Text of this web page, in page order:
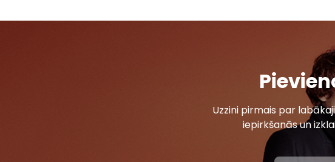
Uzzini pirmais par
iepirkšanās un